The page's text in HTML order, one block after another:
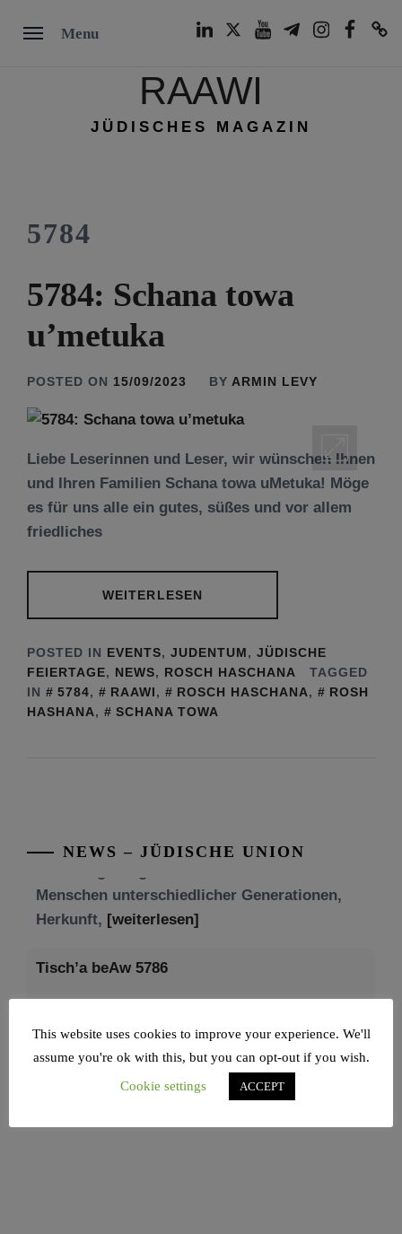
Menu
RAAWI
JÜDISCHES MAGAZIN
5784
5784: Schana towa
u’metuka
POSTED ON 15/09/2023 BY ARMIN LEVY
Liebe Leserinnen und Leser, wir wünschen Ihnen
und Ihren Familien Schana towa uMetuka! Möge
es für uns alle ein gutes, süßes und vor allem
friedliches
WEITERLESEN
POSTED IN EVENTS, JUDENTUM, JÜDISCHE
FEIERTAGE, NEWS, ROSCH HASCHANA
TAGGED
IN
5784, RAAWI, ROSCH HASCHANA,
ROSH
HASHANA, SCHANA TOWA
NEWS – JÜDISCHE UNION
Herkunft, [weiterlesen]
an die Zerstörung des Ersten und
This website uses cookies to improve your experience. We'll
assume you're ok with this, but you can opt-out if you wish.
Cookie settings
ACCEPT